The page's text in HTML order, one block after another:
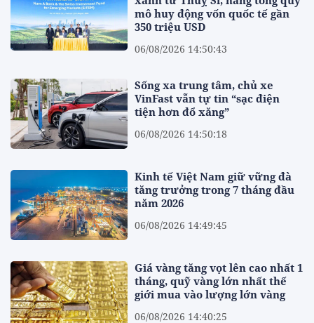
mô huy động vốn quốc tế gần
350 triệu USD
06/08/2026 14:50:43
Sống xa trung tâm, chủ xe
VinFast vẫn tự tin “sạc điện
tiện hơn đổ xăng”
06/08/2026 14:50:18
Kinh tế Việt Nam giữ vững đà
tăng trưởng trong 7 tháng đầu
năm 2026
06/08/2026 14:49:45
Giá vàng tăng vọt lên cao nhất 1
tháng, quỹ vàng lớn nhất thế
giới mua vào lượng lớn vàng
06/08/2026 14:40:25